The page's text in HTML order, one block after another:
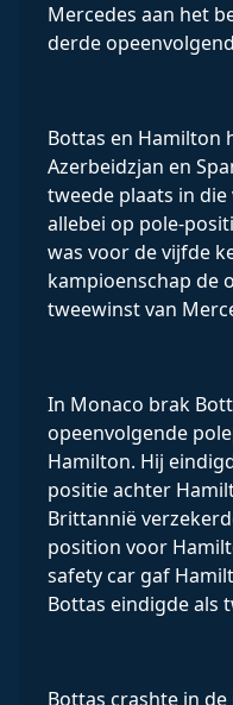
Mercedes aan het
derde
Bottas en Hamilton
Azerbeidzjan en
tweede plaats in
allebei op pole-
was voor de vijfde
kampioenschap de
tweewinst van
In Monaco brak
opeenvolgende
Hamilton. Hij
positie achter
Brittannië
position voor
safety car gaf
Bottas eindigde als
Bottas crashte in